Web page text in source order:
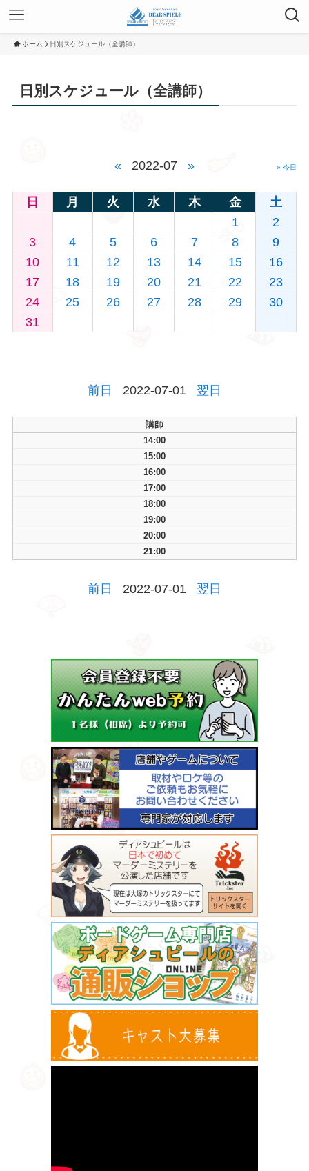
ホーム 日別スケジュール（全講師）
日別スケジュール（全講師）
« 2022-07 » » 今日
日 月 火 水 木 金
土
1
2
3
4 5 6 7 8
9
10
11 12 13 14 15
16
17
18 19 20 21 22
23
24
25 26 27 28 29
30
31
前日 2022-07-01 翌日
講師
14:00
15:00
16:00
17:00
18:00
19:00
20:00
21:00
前日 2022-07-01 翌日